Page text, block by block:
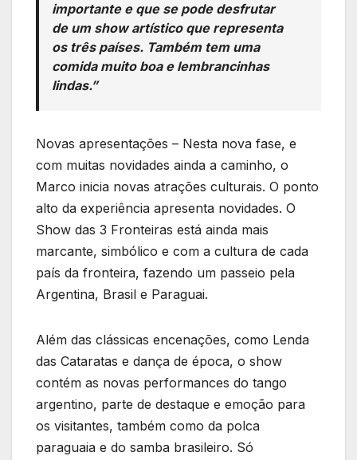
importante e que se pode desfrutar
de um show artístico que representa
os três países. Também tem uma
comida muito boa e lembrancinhas
lindas.”
Novas apresentações – Nesta nova fase, e
com muitas novidades ainda a caminho, o
Marco inicia novas atrações culturais. O ponto
alto da experiência apresenta novidades. O
Show das 3 Fronteiras está ainda mais
marcante, simbólico e com a cultura de cada
país da fronteira, fazendo um passeio pela
Argentina, Brasil e Paraguai.
Além das clássicas encenações, como Lenda
das Cataratas e dança de época, o show
contém as novas performances do tango
argentino, parte de destaque e emoção para
os visitantes, também como da polca
paraguaia e do samba brasileiro. Só